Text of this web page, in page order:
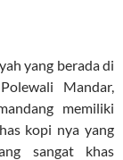
yang berada di
Mandar,
memiliki
kopi nya yang
sangat khas